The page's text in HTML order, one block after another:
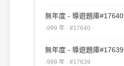
無年度 - 導遊題庫#17640
-999 年 · #17640
無年度 - 導遊題庫#17639
-999 年 · #17639